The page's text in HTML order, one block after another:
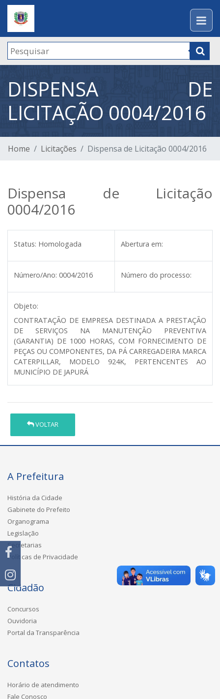
DISPENSA DE
LICITAÇÃO 0004/2016
Home Licitações Dispensa de Licitação 0004/2016
Dispensa de Licitação
0004/2016
Status: Homologada Abertura em:
Número/Ano: 0004/2016 Número do processo:
Objeto:
CONTRATAÇÃO DE EMPRESA DESTINADA A PRESTAÇÃO
DE SERVIÇOS NA MANUTENÇÃO PREVENTIVA
(GARANTIA) DE 1000 HORAS, COM FORNECIMENTO DE
PEÇAS OU COMPONENTES, DA PÁ CARREGADEIRA MARCA
CATERPILLAR, MODELO 924K, PERTENCENTES AO
MUNICÍPIO DE JAPURÁ
VOLTAR
A Prefeitura
História da Cidade
Gabinete do Prefeito
Organograma
Legislação
Secretarias
Políticas de Privacidade
Cidadão
Concursos
Ouvidoria
Portal da Transparência
Contatos
Horário de atendimento
Fale Conosco